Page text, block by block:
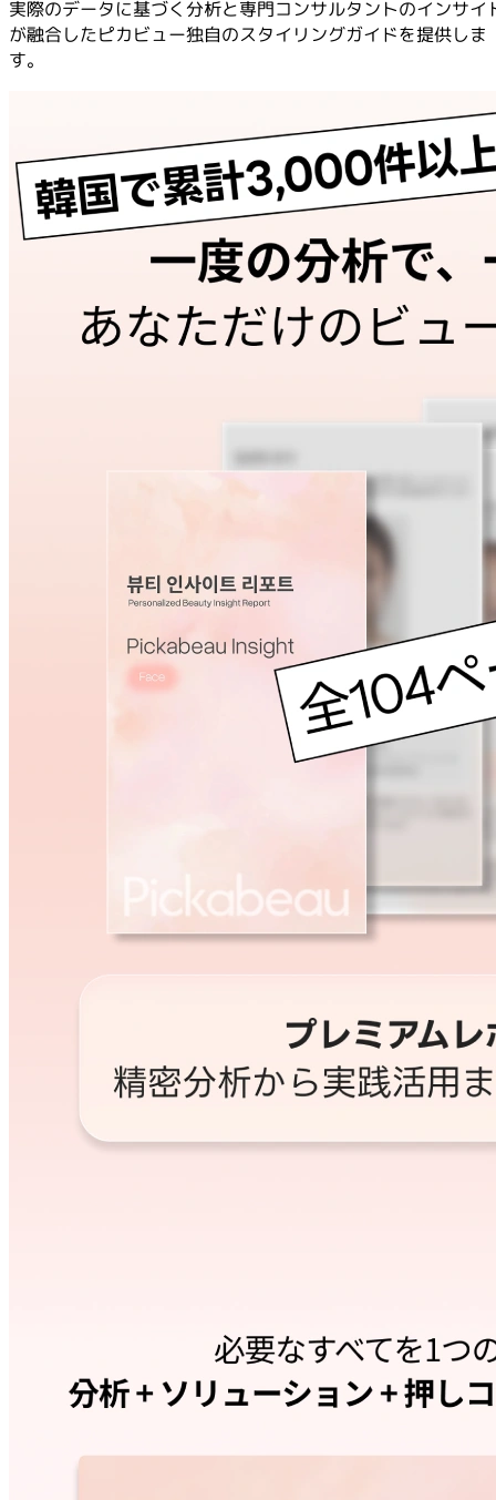
実際のデータに基づく分析と専門コンサルタントのインサイ
が融合したピカビュー独自のスタイリングガイドを提供しま
す。